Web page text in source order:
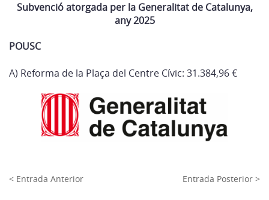
Subvenció atorgada per la Generalitat de Catalunya,
any 2025
POUSC
A) Reforma de la Plaça del Centre Cívic: 31.384,96 €
< Entrada Anterior Entrada Posterior >